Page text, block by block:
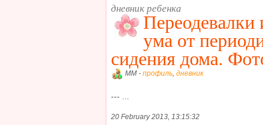
дневник ребенка
Переодевалки
ума от
сидения дома.
MM - профиль, дневник
--- ...
20 February 2013, 13:15:32